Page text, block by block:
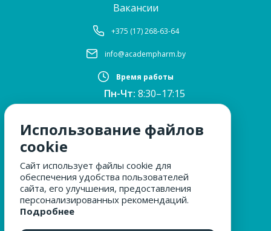
Вакансии
+375 (17) 268-63-64
info@academpharm.by
Время работы
Пн-Чт: 8:30–17:15
ПТ:8:30–16:00
12:30–13:00
Сб, Вс:выходные
МЫ ЗА БЕЗОПАСНОСТЬ
Использование файлов
cookie
Сайт использует файлы cookie для
обеспечения удобства пользователей
сайта, его улучшения, предоставления
персонализированных рекомендаций.
Подробнее